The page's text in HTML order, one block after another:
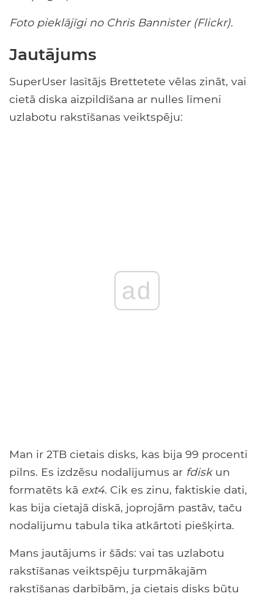
Foto pieklājīgi no Chris Bannister (Flickr).
Jautājums
SuperUser lasītājs Brettetete vēlas zināt, vai
cietā diska aizpildīšana ar nulles līmeni
uzlabotu rakstīšanas veiktspēju:
ad
Man ir 2TB cietais disks, kas bija 99 procenti
pilns. Es izdzēsu nodalījumus ar fdiskun
formatēts kā ext4. Cik es zinu, faktiskie dati,
kas bija cietajā diskā, joprojām pastāv, taču
nodalījumu tabula tika atkārtoti piešķirta.
Mans jautājums ir šāds: vai tas uzlabotu
rakstīšanas veiktspēju turpmākajām
rakstīšanas darbībām, ja cietais disks būtu